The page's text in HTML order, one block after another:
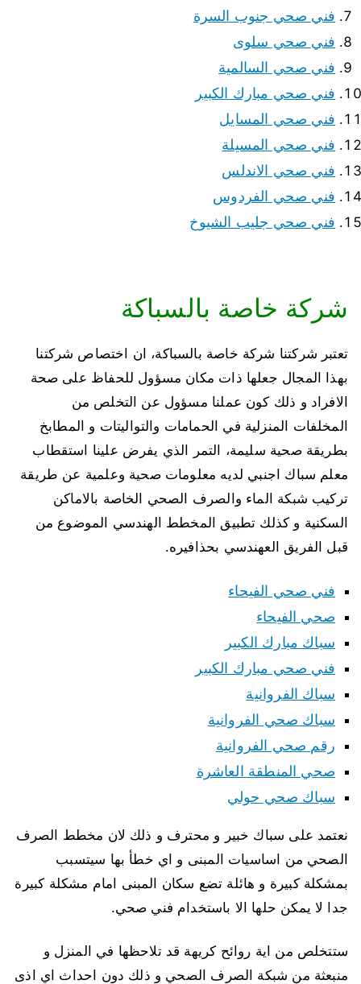
فني صحي جنوب السرة
فني صحي سلوى
فني صحي السالمية
فني صحي مبارك الكبير
فني صحي المسايل
فني صحي المسيلة
فني صحي الاندلس
فني صحي الفردوس
فني صحي جليب الشيوخ
شركة خاصة بالسباكة
تعتبر شركتنا شركة خاصة بالسباكة، ان اختصاص شركتنا
بهذا المجال جعلها ذات مكان مسؤول للحفاظ على صحة
الافراد و ذلك كون عملنا مسؤول عن التخلص من
المخلفات المنزلية في الحمامات والتواليتات و المطابخ
بطريقة صحية سليمة، التمر الذي يفرض علينا استقطاب
معلم سباك اجنبي لديه معلومات صحية وعلمية عن طريقة
تركيب شبكة الماء والصرف الصحي الخاصة بالاماكن
السكنية و كذلك تطبيق المخطط الهندسي الموضوع من
قبل الفريق العهندسي بحذافيره.
فني صحي الفيحاء
صحي الفيحاء
سباك مبارك الكبير
فني صحي مبارك الكبير
سباك الفروانية
سباك صحي الفروانية
رقم صحي الفروانية
صحي المنطقة العاشرة
سباك صحي حولي
نعتمد على سباك خبير و محترف و ذلك لان مخطط الصرف
الصحي من اساسيات المبنى و اي خطأ بها سيتسبب
بمشكلة كبيرة و هائلة تضع سكان المبنى امام مشكلة كبيرة
جدا لا يمكن حلها الا باستخدام فني صحي.
ستتخلص من اية روائح كريهة قد تلاحظها في المنزل و
منبعثة من شبكة الصرف الصحي و ذلك دون احداث اي اذى